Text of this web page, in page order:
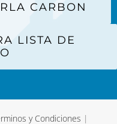
CARBON
LISTA DE
y Condiciones |